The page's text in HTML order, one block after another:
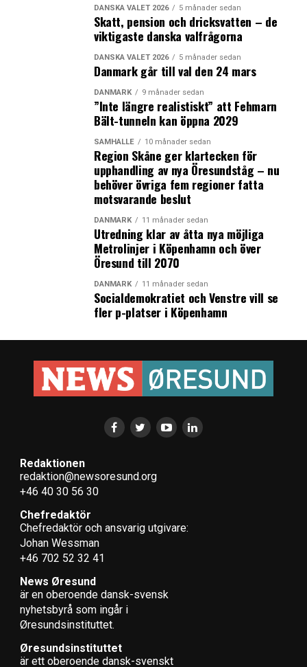
DANSKA VALET 2026 5 månader sedan
Skatt, pension och dricksvatten – de
viktigaste danska valfrågorna
DANSKA VALET 2026 5 månader sedan
Danmark går till val den 24 mars
DANMARK 9 månader sedan
”Inte längre realistiskt” att Fehmarn
Bält-tunneln kan öppna 2029
SAMHÄLLE 10 månader sedan
Region Skåne ger klartecken för
upphandling av nya Öresundståg – nu
behöver övriga fem regioner fatta
motsvarande beslut
DANMARK 11 månader sedan
Utredning klar av åtta nya möjliga
Metrolinjer i Köpenhamn och över
Öresund till 2070
DANMARK 11 månader sedan
Socialdemokratiet och Venstre vill se
fler p-platser i Köpenhamn
Redaktionen
redaktion@newsoresund.org
+46 40 30 56 30
Chefredaktör
Chefredaktör och ansvarig utgivare:
Johan Wessman
+46 702 52 32 41
News Øresund
är en oberoende dansk-svensk
nyhets­byrå som ingår i
Øresundsinstituttet.
Øresundsinstituttet
är ett oberoende dansk-svenskt